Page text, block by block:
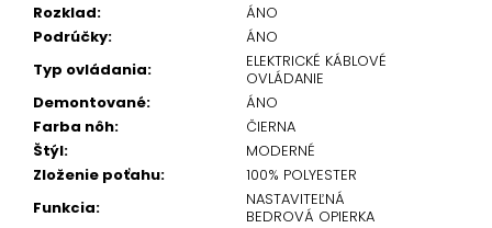
Rozklad:
ÁNO
Podrúčky:
ÁNO
Typ ovládania:
ELEKTRICKÉ KÁBLOVÉ
OVLÁDANIE
Demontované:
ÁNO
Farba nôh:
ČIERNA
Štýl:
MODERNÉ
Zloženie poťahu:
100% POLYESTER
Funkcia:
NASTAVITEĽNÁ
BEDROVÁ OPIERKA